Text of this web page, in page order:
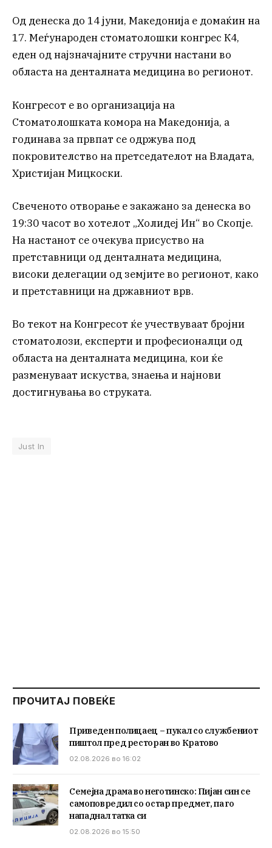
Од денеска до 14 јуни, Македонија е домаќин на
17. Меѓународен стоматолошки конгрес К4,
еден од најзначајните стручни настани во
областа на денталната медицина во регионот.
Конгресот е во организација на
Стоматолошката комора на Македонија, а
годинава за првпат се одржува под
покровителство на претседателот на Владата,
Христијан Мицкоски.
Свеченото отворање е закажано за денеска во
19:30 часот во хотелот „Холидеј Ин“ во Скопје.
На настанот се очекува присуство на
претставници од денталната медицина,
високи делегации од земјите во регионот, како
и претставници на државниот врв.
Во текот на Конгресот ќе учествуваат бројни
стоматолози, експерти и професионалци од
областа на денталната медицина, кои ќе
разменуваат искуства, знаења и најнови
достигнувања во струката.
Just In
ПРОЧИТАЈ ПОВЕЌЕ
Приведен полицаец – пукал со службениот
пиштол пред ресторан во Кратово
02.08.2026 во 16:02
Семејна драма во неготинско: Пијан син се
самоповредил со остар предмет, па го
нападнал татка си
02.08.2026 во 15:50